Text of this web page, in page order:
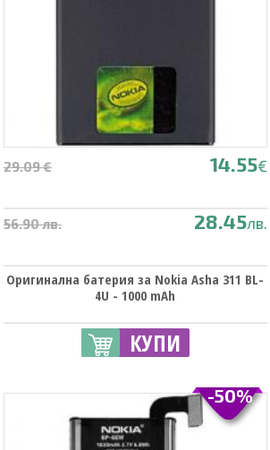
29.09 € 14.55€
56.90 лв. 28.45лв.
Оригинална батерия за Nokia Asha 311 BL-
4U - 1000 mAh
КУПИ
-50%